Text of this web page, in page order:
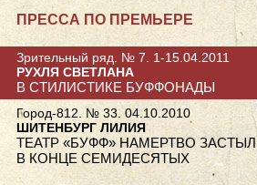
ПРЕССА ПО ПРЕМЬЕРЕ
Зрительный ряд. № 7. 1-15.04.2011
РУХЛЯ СВЕТЛАНА
В СТИЛИСТИКЕ БУФФОНАДЫ
Город-812. № 33. 04.10.2010
ШИТЕНБУРГ ЛИЛИЯ
ТЕАТР «БУФФ» НАМЕРТВО ЗАСТЫЛ
В КОНЦЕ СЕМИДЕСЯТЫХ